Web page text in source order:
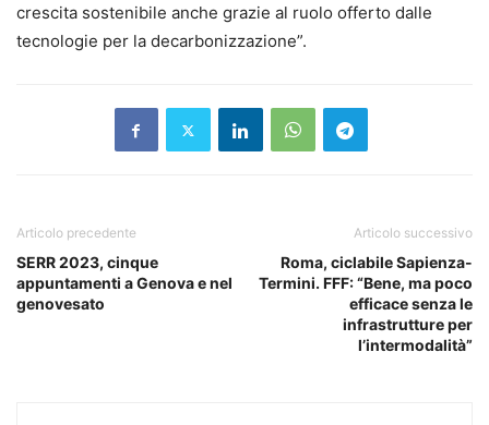
crescita sostenibile anche grazie al ruolo offerto dalle
tecnologie per la decarbonizzazione”.
Articolo precedente
SERR 2023, cinque
appuntamenti a Genova e nel
genovesato
Articolo successivo
Roma, ciclabile Sapienza-
Termini. FFF: “Bene, ma poco
efficace senza le
infrastrutture per
l’intermodalità”